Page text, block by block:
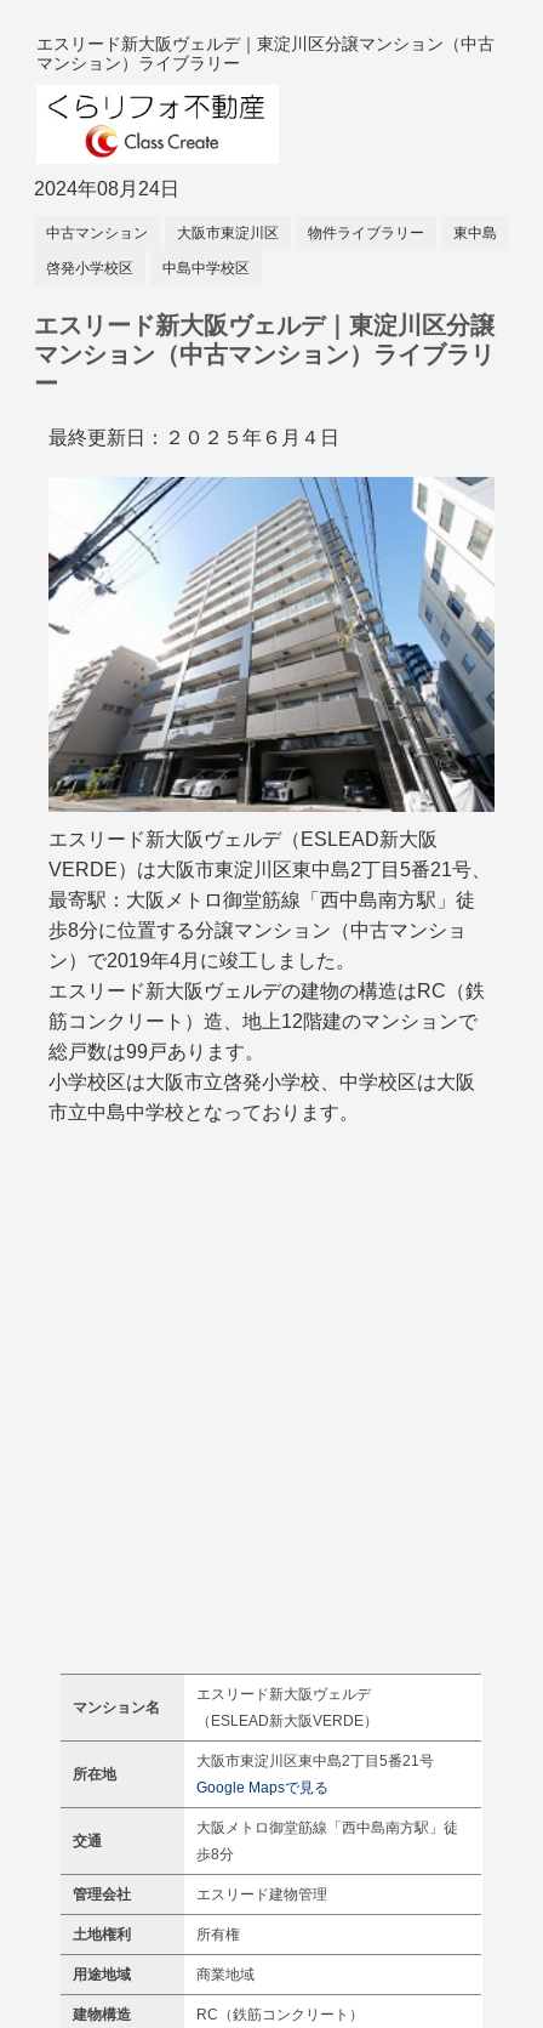
エスリード新大阪ヴェルデ｜東淀川区分譲マンション（中古
マンション）ライブラリー
2024年08月24日
中古マンション 大阪市東淀川区 物件ライブラリー 東中島
啓発小学校区 中島中学校区
エスリード新大阪ヴェルデ｜東淀川区分譲
マンション（中古マンション）ライブラリ
ー
最終更新日：２０２５年６月４日
エスリード新大阪ヴェルデ（ESLEAD新大阪
VERDE）は大阪市東淀川区東中島2丁目5番21号、
最寄駅：大阪メトロ御堂筋線「西中島南方駅」徒
歩8分に位置する分譲マンション（中古マンショ
ン）で2019年4月に竣工しました。
エスリード新大阪ヴェルデの建物の構造はRC（鉄
筋コンクリート）造、地上12階建のマンションで
総戸数は99戸あります。
小学校区は大阪市立啓発小学校、中学校区は大阪
市立中島中学校となっております。
マンション名
エスリード新大阪ヴェルデ
（ESLEAD新大阪VERDE）
所在地
大阪市東淀川区東中島2丁目5番21号
Google Mapsで見る
交通
大阪メトロ御堂筋線「西中島南方駅」徒
歩8分
管理会社 エスリード建物管理
土地権利 所有権
用途地域 商業地域
建物構造 RC（鉄筋コンクリート）